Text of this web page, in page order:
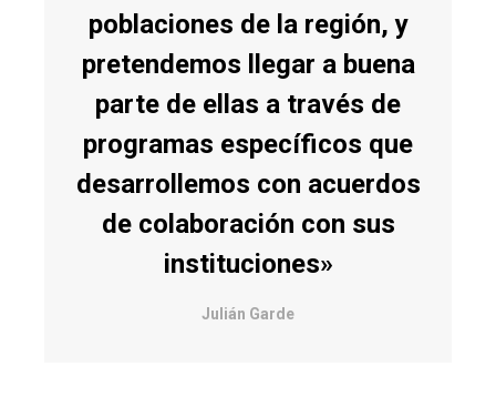
poblaciones de la región, y
pretendemos llegar a buena
parte de ellas a través de
programas específicos que
desarrollemos con acuerdos
de colaboración con sus
instituciones»
Julián Garde